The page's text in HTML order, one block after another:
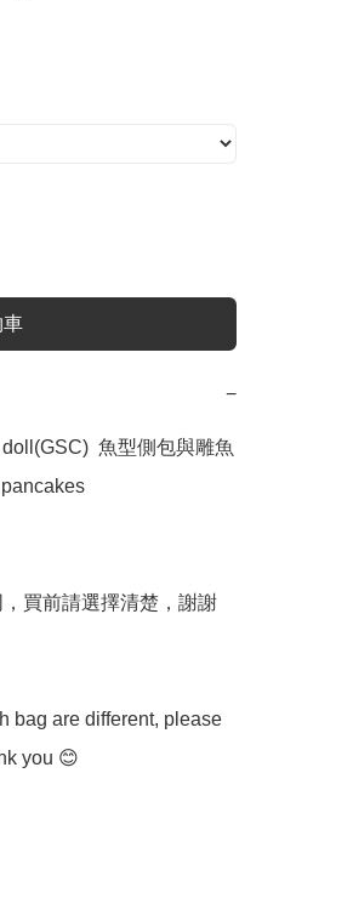
車
−
魚型側包與雕魚
買前請選擇清楚，謝謝
bag are different, please
you 😊